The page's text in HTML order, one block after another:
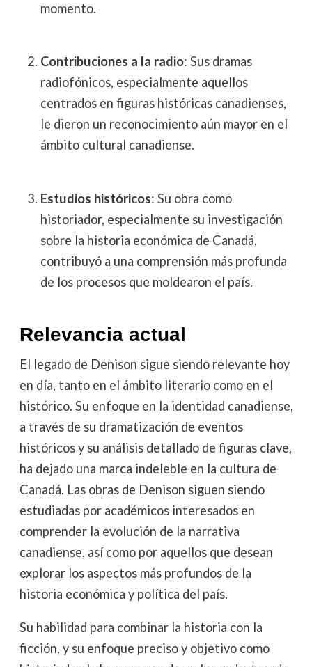
momento.
Contribuciones a la radio: Sus dramas
radiofónicos, especialmente aquellos
centrados en figuras históricas canadienses,
le dieron un reconocimiento aún mayor en el
ámbito cultural canadiense.
Estudios históricos: Su obra como
historiador, especialmente su investigación
sobre la historia económica de Canadá,
contribuyó a una comprensión más profunda
de los procesos que moldearon el país.
Relevancia actual
El legado de Denison sigue siendo relevante hoy
en día, tanto en el ámbito literario como en el
histórico. Su enfoque en la identidad canadiense,
a través de su dramatización de eventos
históricos y su análisis detallado de figuras clave,
ha dejado una marca indeleble en la cultura de
Canadá. Las obras de Denison siguen siendo
estudiadas por académicos interesados en
comprender la evolución de la narrativa
canadiense, así como por aquellos que desean
explorar los aspectos más profundos de la
historia económica y política del país.
Su habilidad para combinar la historia con la
ficción, y su enfoque preciso y objetivo como